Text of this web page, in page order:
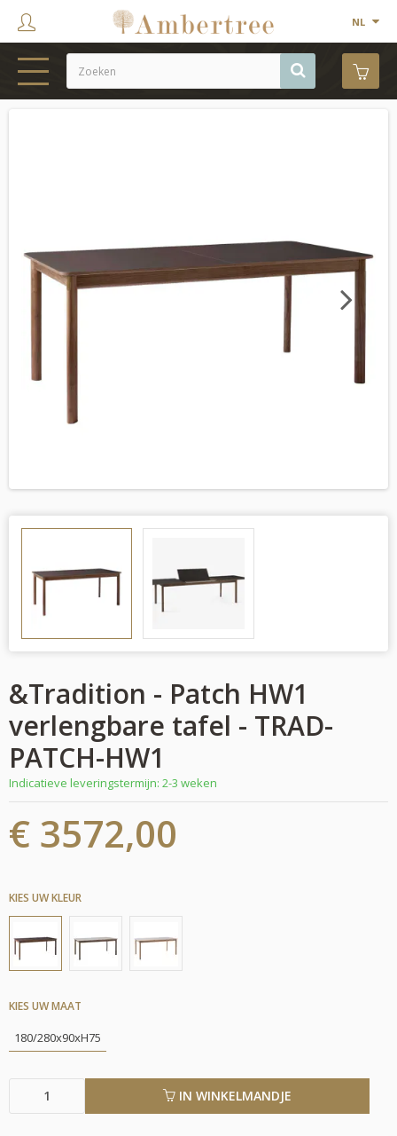
NL
MERKEN
OUTLET
&Tradition - Patch HW1
verlengbare tafel - TRAD-
PATCH-HW1
Indicatieve leveringstermijn: 2-3 weken
€ 3572,00
KIES UW KLEUR
KIES UW MAAT
180/280x90xH75
IN WINKELMANDJE